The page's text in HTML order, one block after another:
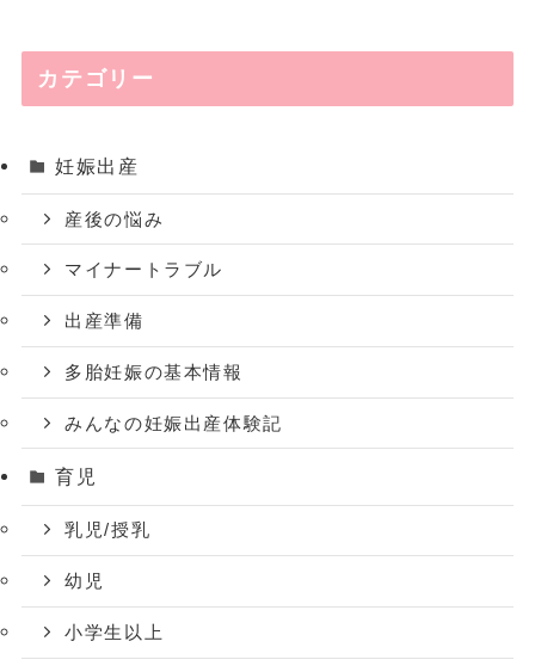
カテゴリー
妊娠出産
産後の悩み
マイナートラブル
出産準備
多胎妊娠の基本情報
みんなの妊娠出産体験記
育児
乳児/授乳
幼児
小学生以上